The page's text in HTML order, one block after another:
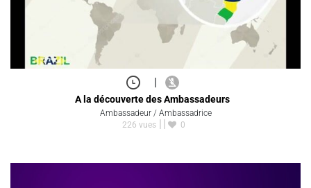
|
A la découverte des Ambassadeurs
Ambassadeur / Ambassadrice
226 vues
0